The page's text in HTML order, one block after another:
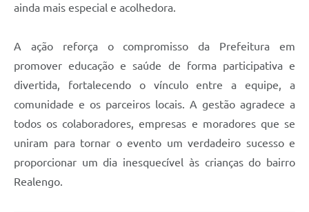
ainda mais especial e acolhedora.
A ação reforça o compromisso da Prefeitura em
promover educação e saúde de forma participativa e
divertida, fortalecendo o vínculo entre a equipe, a
comunidade e os parceiros locais. A gestão agradece a
todos os colaboradores, empresas e moradores que se
uniram para tornar o evento um verdadeiro sucesso e
proporcionar um dia inesquecível às crianças do bairro
Realengo.